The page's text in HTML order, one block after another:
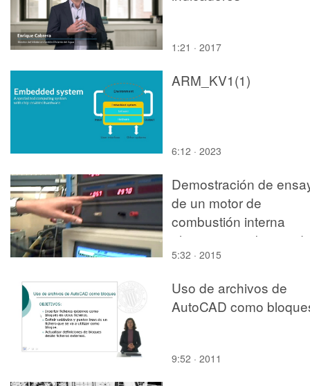
1:21 · 2017
ARM_KV1(1)
6:12 · 2023
Demostración de
de un motor de
combustión interna
alternativo en banco
pruebas docente
5:32 · 2015
Uso de archivos de
AutoCAD como
9:52 · 2011